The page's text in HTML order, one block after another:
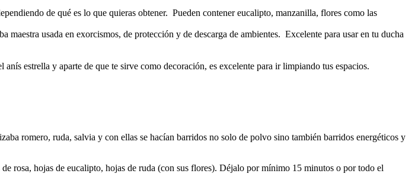
de qué es lo que quieras obtener. Pueden contener eucalipto, manzanilla, flores como las
maestra usada en exorcismos, de protección y de descarga de ambientes. Excelente para usar en tu ducha
estrella y aparte de que te sirve como decoración, es excelente para ir limpiando tus espacios.
romero, ruda, salvia y con ellas se hacían barridos no solo de polvo sino también barridos energéticos y
rosa, hojas de eucalipto, hojas de ruda (con sus flores). Déjalo por mínimo 15 minutos o por todo el